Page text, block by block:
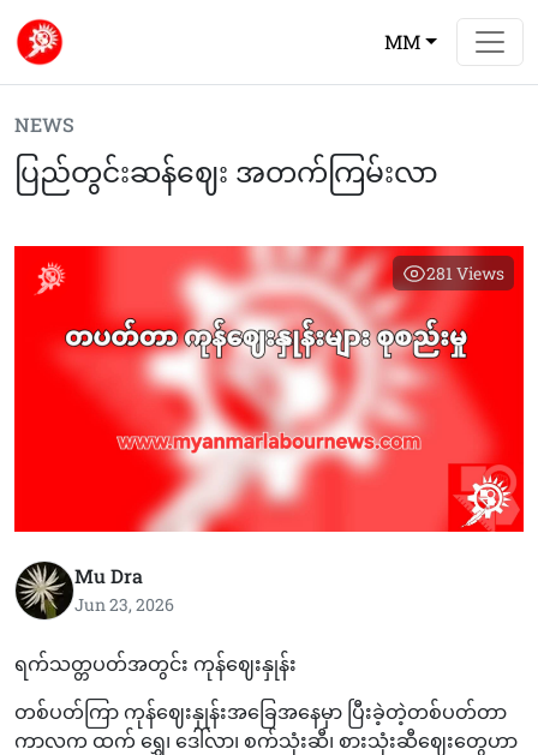
MM
NEWS
ပြည်တွင်းဆန်ဈေး အတက်ကြမ်းလာ
281Views
Mu Dra
Jun 23, 2026
ရက်သတ္တပတ်အတွင်း ကုန်ဈေးနှုန်း
တစ်ပတ်ကြာ ကုန်ဈေးနှုန်းအခြေအနေမှာ ပြီးခဲ့တဲ့တစ်ပတ်တာ
ကာလက ထက် ရွှေ၊ ဒေါ်လာ၊ စက်သုံးဆီ၊ စားသုံးဆီဈေးတွေဟာ